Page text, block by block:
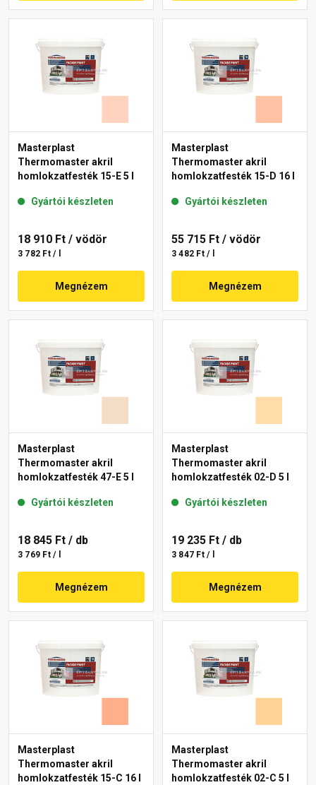
Masterplast
Thermomaster akril
homlokzatfesték 15-E 5 l
Gyártói készleten
18 910 Ft / vödör
3 782 Ft / l
Megnézem
Masterplast
Thermomaster akril
homlokzatfesték 15-D 16 l
Gyártói készleten
55 715 Ft / vödör
3 482 Ft / l
Megnézem
Masterplast
Thermomaster akril
homlokzatfesték 47-E 5 l
Gyártói készleten
18 845 Ft / db
3 769 Ft / l
Megnézem
Masterplast
Thermomaster akril
homlokzatfesték 02-D 5 l
Gyártói készleten
19 235 Ft / db
3 847 Ft / l
Megnézem
Masterplast
Thermomaster akril
homlokzatfesték 15-C 16 l
Masterplast
Thermomaster akril
homlokzatfesték 02-C 5 l